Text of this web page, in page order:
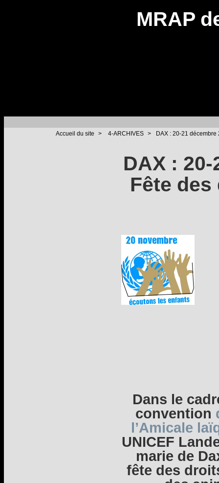
MRAP
Accueil du site > 4-ARCHIVES > DAX : 20-21 décembre
DAX :
Fête des
Dans le
convention
l’Amicale
UNICEF
marie de
fête des